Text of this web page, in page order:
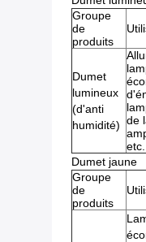
Groupe
de
produits
Dumet
lumineux
(d'anti
humidité) de
etc.
Dumet jaune
Groupe
de
produits